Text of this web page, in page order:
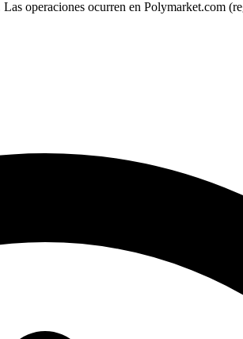
operaciones ocurren en Polymarket.com